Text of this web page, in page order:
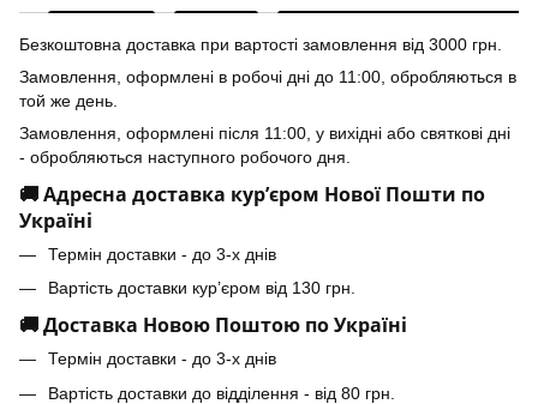
Безкоштовна доставка при вартості замовлення від 3000 грн.
Замовлення, оформлені в робочі дні до 11:00, обробляються в
той же день.
Замовлення, оформлені після 11:00, у вихідні або святкові дні
- обробляються наступного робочого дня.
🚚 Адресна доставка кур’єром Нової Пошти по
Україні
Термін доставки - до 3-х днів
Вартість доставки кур’єром від 130 грн.
🚚 Доставка Новою Поштою по Україні
Термін доставки - до 3-х днів
Вартість доставки до відділення - від 80 грн.